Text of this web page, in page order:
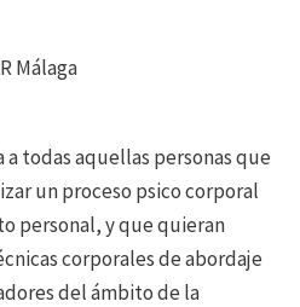
todas aquellas personas que
un proceso psico corporal
personal, y que quieran
corporales de abordaje
del ámbito de la